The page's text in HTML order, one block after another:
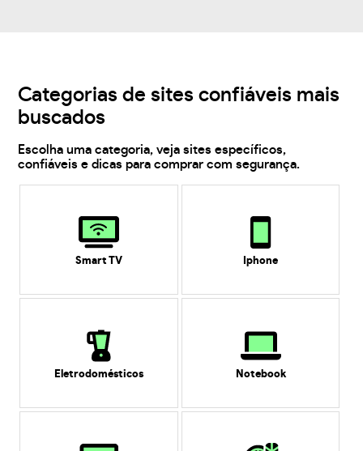
Categorias de sites confiáveis mais
buscados
Escolha uma categoria, veja sites específicos,
confiáveis e dicas para comprar com segurança.
Smart TV Iphone
Eletrodomésticos Notebook